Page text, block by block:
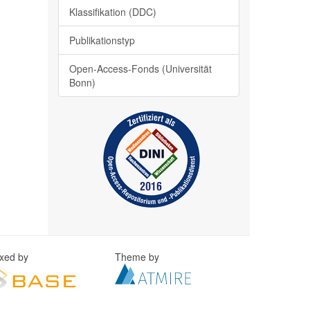
Klassifikation (DDC)
Publikationstyp
Open-Access-Fonds (Universität
Bonn)
by Theme by